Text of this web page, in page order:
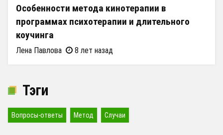
Особенности метода кинотерапии в
программах психотерапии и длительного
коучинга
Лена Павлова 8 лет назад
Тэги
Вопросы-ответы Метод Случаи